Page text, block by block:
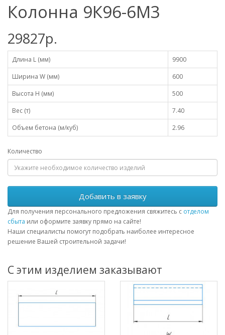
Колонна 9К96-6М3
29827р.
Длина L (мм)
9900
Ширина W (мм)
600
Высота H (мм)
500
Вес (т)
7.40
Объем бетона (м/куб)
2.96
Количество
Добавить в заявку
Для получения персонального предложения свяжитесь с отделом
сбыта или оформите заявку прямо на сайте!
Наши специалисты помогут подобрать наиболее интересное
решение Вашей строительной задачи!
С этим изделием заказывают